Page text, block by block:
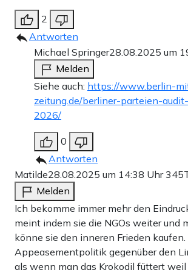
2
Antworten
Michael Springer28.08.2025 um
Melden
Siehe auch: https://www.berlin-
zeitung.de/berliner-parteien-
2026/
0
Antworten
Matilde28.08.2025 um 14:38 Uhr
Melden
Ich bekomme immer mehr den
meint indem sie die NGOs weiter und
könne sie den inneren Frieden
Appeasementpolitik gegenüber den
als wenn man das Krokodil füttert